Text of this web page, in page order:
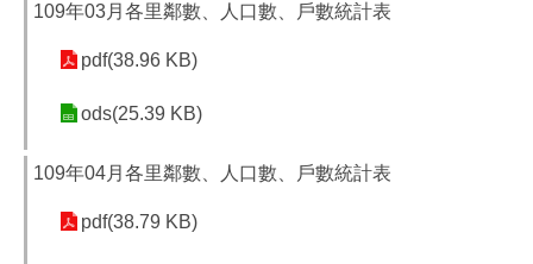
109年03月各里鄰數、人口數、戶數統計表
pdf(38.96 KB)
ods(25.39 KB)
109年04月各里鄰數、人口數、戶數統計表
pdf(38.79 KB)